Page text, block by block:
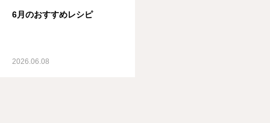
6月のおすすめレシピ
2026.06.08